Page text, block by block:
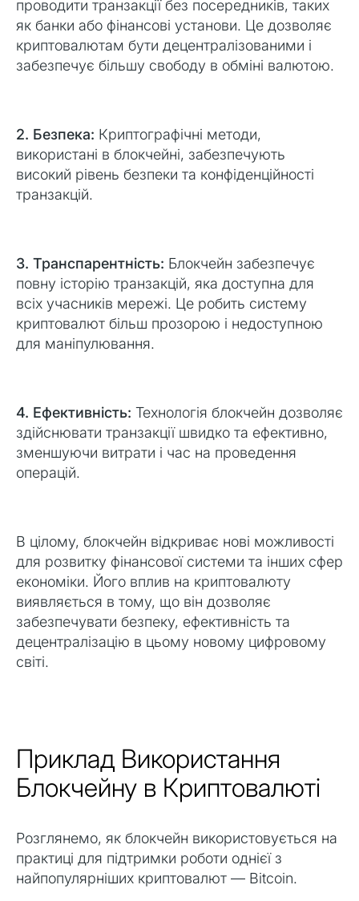
проводити транзакції без посередників, таких
як банки або фінансові установи. Це дозволяє
криптовалютам бути децентралізованими і
забезпечує більшу свободу в обміні валютою.
2. Безпека: Криптографічні методи,
використані в блокчейні, забезпечують
високий рівень безпеки та конфіденційності
транзакцій.
3. Транспарентність: Блокчейн забезпечує
повну історію транзакцій, яка доступна для
всіх учасників мережі. Це робить систему
криптовалют більш прозорою і недоступною
для маніпулювання.
4. Ефективність: Технологія блокчейн дозволяє
здійснювати транзакції швидко та ефективно,
зменшуючи витрати і час на проведення
операцій.
В цілому, блокчейн відкриває нові можливості
для розвитку фінансової системи та інших сфер
економіки. Його вплив на криптовалюту
виявляється в тому, що він дозволяє
забезпечувати безпеку, ефективність та
децентралізацію в цьому новому цифровому
світі.
Приклад Використання
Блокчейну в Криптовалюті
Розглянемо, як блокчейн використовується на
практиці для підтримки роботи однієї з
найпопулярніших криптовалют — Bitcoin.